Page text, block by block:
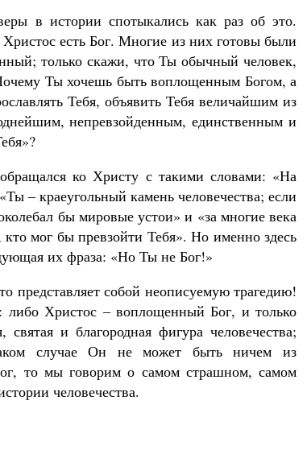
в истории спотыкались как раз об это.
есть Бог. Многие из них готовы были
только скажи, что Ты обычный человек,
Ты хочешь быть воплощенным Богом, а
Тебя, объявить Тебя величайшим из
непревзойденным, единственным и
ко Христу с такими словами: «На
– краеугольный камень человечества; если
бы мировые устои» и «за многие века
мог бы превзойти Тебя». Но именно здесь
их фраза: «Но Ты не Бог!»
представляет собой неописуемую трагедию!
либо Христос – воплощенный Бог, и только
и благородная фигура человечества;
случае Он не может быть ничем из
то мы говорим о самом страшном, самом
человечества.